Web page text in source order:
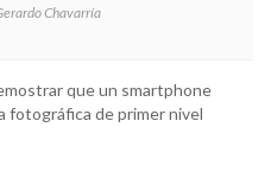
Chavarría
que un smartphone
fotográfica de primer nivel